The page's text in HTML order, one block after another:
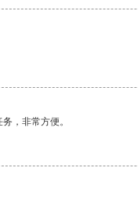
，非常方便。